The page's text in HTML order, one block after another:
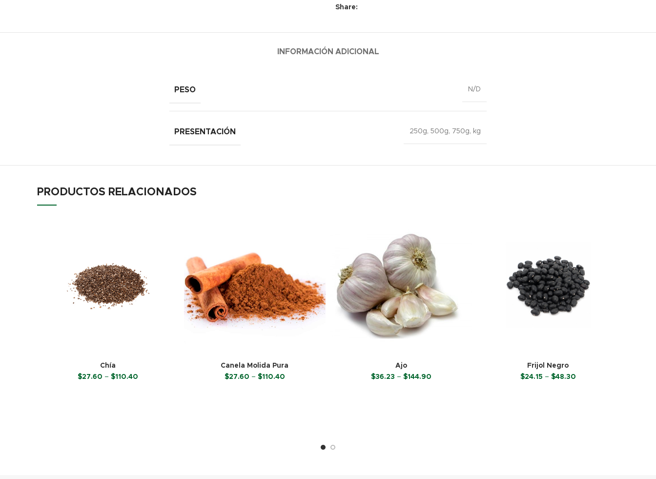
Share:
INFORMACIÓN ADICIONAL
PESO N/D
PRESENTACIÓN 250g, 500g, 750g, kg
PRODUCTOS RELACIONADOS
Chía
$27.60 – $110.40
Canela Molida Pura
$27.60 – $110.40Price
Ajo
$36.23 – $144.90
Frijol Negro
$24.15 – $48.30Price